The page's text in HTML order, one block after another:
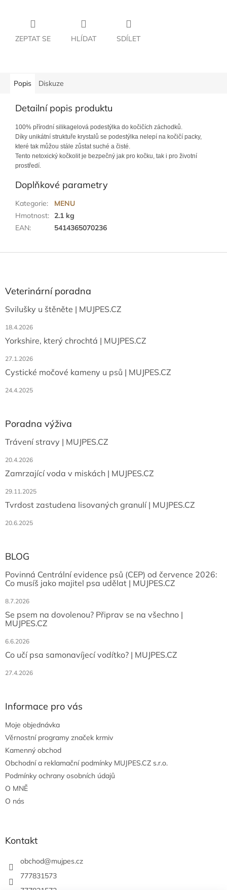
ZEPTAT SE HLÍDAT SDÍLET
Popis Diskuze
Detailní popis produktu
100% přírodní silikagelová podestýlka do kočičích záchodků.
Díky unikátní struktuře krystalů se podestýlka nelepí na kočičí packy,
které tak můžou stále zůstat suché a čisté.
Tento netoxický kočkolit je bezpečný jak pro kočku, tak i pro životní
prostředí.
Doplňkové parametry
Kategorie:
MENU
Hmotnost: 2.1 kg
EAN: 5414365070236
aVeterinární poradna
Svilušky u štěněte | MUJPES.CZ
18.4.2026
Yorkshire, který chrochtá | MUJPES.CZ
27.1.2026
Cystické močové kameny u psů | MUJPES.CZ
24.4.2025
Poradna výživa
Trávení stravy | MUJPES.CZ
20.4.2026
Zamrzající voda v miskách | MUJPES.CZ
29.11.2025
Tvrdost zastudena lisovaných granulí | MUJPES.CZ
20.6.2025
BLOG
Povinná Centrální evidence psů (CEP) od července 2026:
Co musíš jako majitel psa udělat | MUJPES.CZ
8.7.2026
Se psem na dovolenou? Připrav se na všechno |
MUJPES.CZ
6.6.2026
Co učí psa samonavíjecí vodítko? | MUJPES.CZ
27.4.2026
Informace pro vás
Moje objednávka
Věrnostní programy značek krmiv
Kamenný obchod
Obchodní a reklamační podmínky MUJPES.CZ s.r.o.
Podmínky ochrany osobních údajů
O MNĚ
O nás
Kontakt
obchod@mujpes.cz
777831573